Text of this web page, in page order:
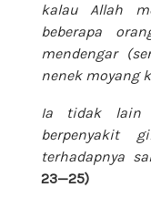
kalau Allah
beberapa
mendengar
nenek moyang
Ia tidak lain
berpenyakit
terhadapnya
23—25)